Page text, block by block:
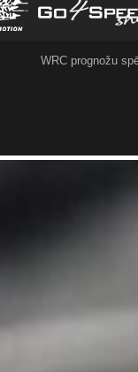
WRC prognožu